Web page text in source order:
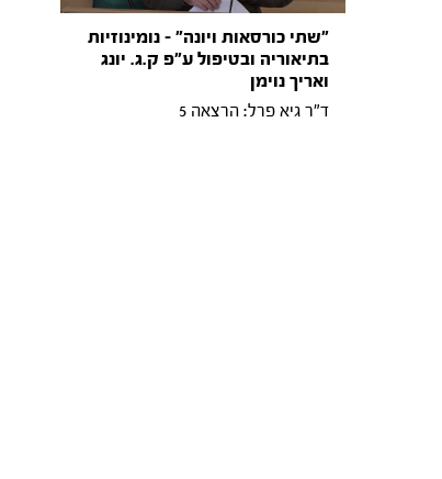
"שתי כורסאות ויונה״ – נומינוזיות
בתיאוריה ובטיפול ע״פ ק.ג. יונג
ואריך נוימן
ד"ר גיא פרל: הרצאה 5